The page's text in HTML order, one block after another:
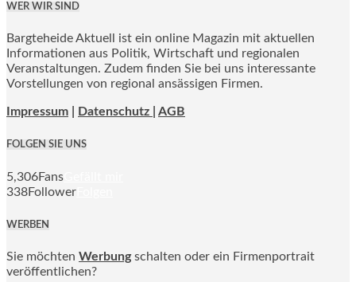
WER WIR SIND
Bargteheide Aktuell ist ein online Magazin mit aktuellen
Informationen aus Politik, Wirtschaft und regionalen
Veranstaltungen. Zudem finden Sie bei uns interessante
Vorstellungen von regional ansässigen Firmen.
Impressum Datenschutz | AGB
FOLGEN SIE UNS
5,306Fans
338Follower
WERBEN
Sie möchten Werbung schalten oder ein Firmenportrait
veröffentlichen?